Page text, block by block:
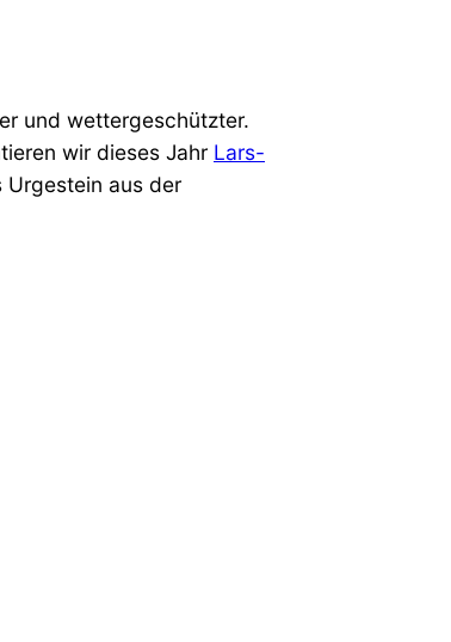
und wettergeschützter.
wir dieses Jahr Lars-
Urgestein aus der